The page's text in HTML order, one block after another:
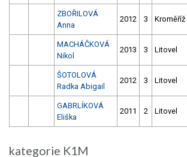
ZBOŘILOVÁ
Anna
2012 3 Kroměříž
MACHÁČKOVÁ
Nikol
2013 3 Litovel
ŠOTOLOVÁ
Radka Abigail
2012 3 Litovel
GABRLÍKOVÁ
Eliška
2011 2 Litovel
kategorie K1M